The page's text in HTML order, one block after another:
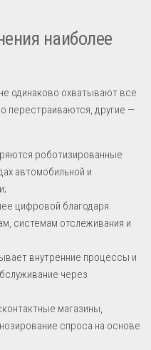
наиболее
одинаково охватывают все
перестраиваются, другие —
роботизированные
автомобильной и
цифровой благодаря
системам отслеживания и
внутренние процессы и
через
магазины,
спроса на основе